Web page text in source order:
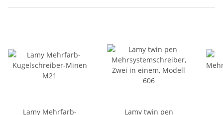
Lamy Mehrfarb-
Lamy twin pen